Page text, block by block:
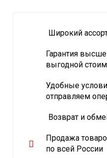
Широкий
Гарантия
выгодной
Удобные
отправляем
Возврат и
Продажа
по всей России